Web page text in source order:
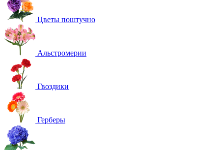
Цветы поштучно
Альстромерии
Гвоздики
Герберы